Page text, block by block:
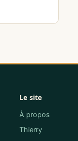
Le site
À propos
Thierry